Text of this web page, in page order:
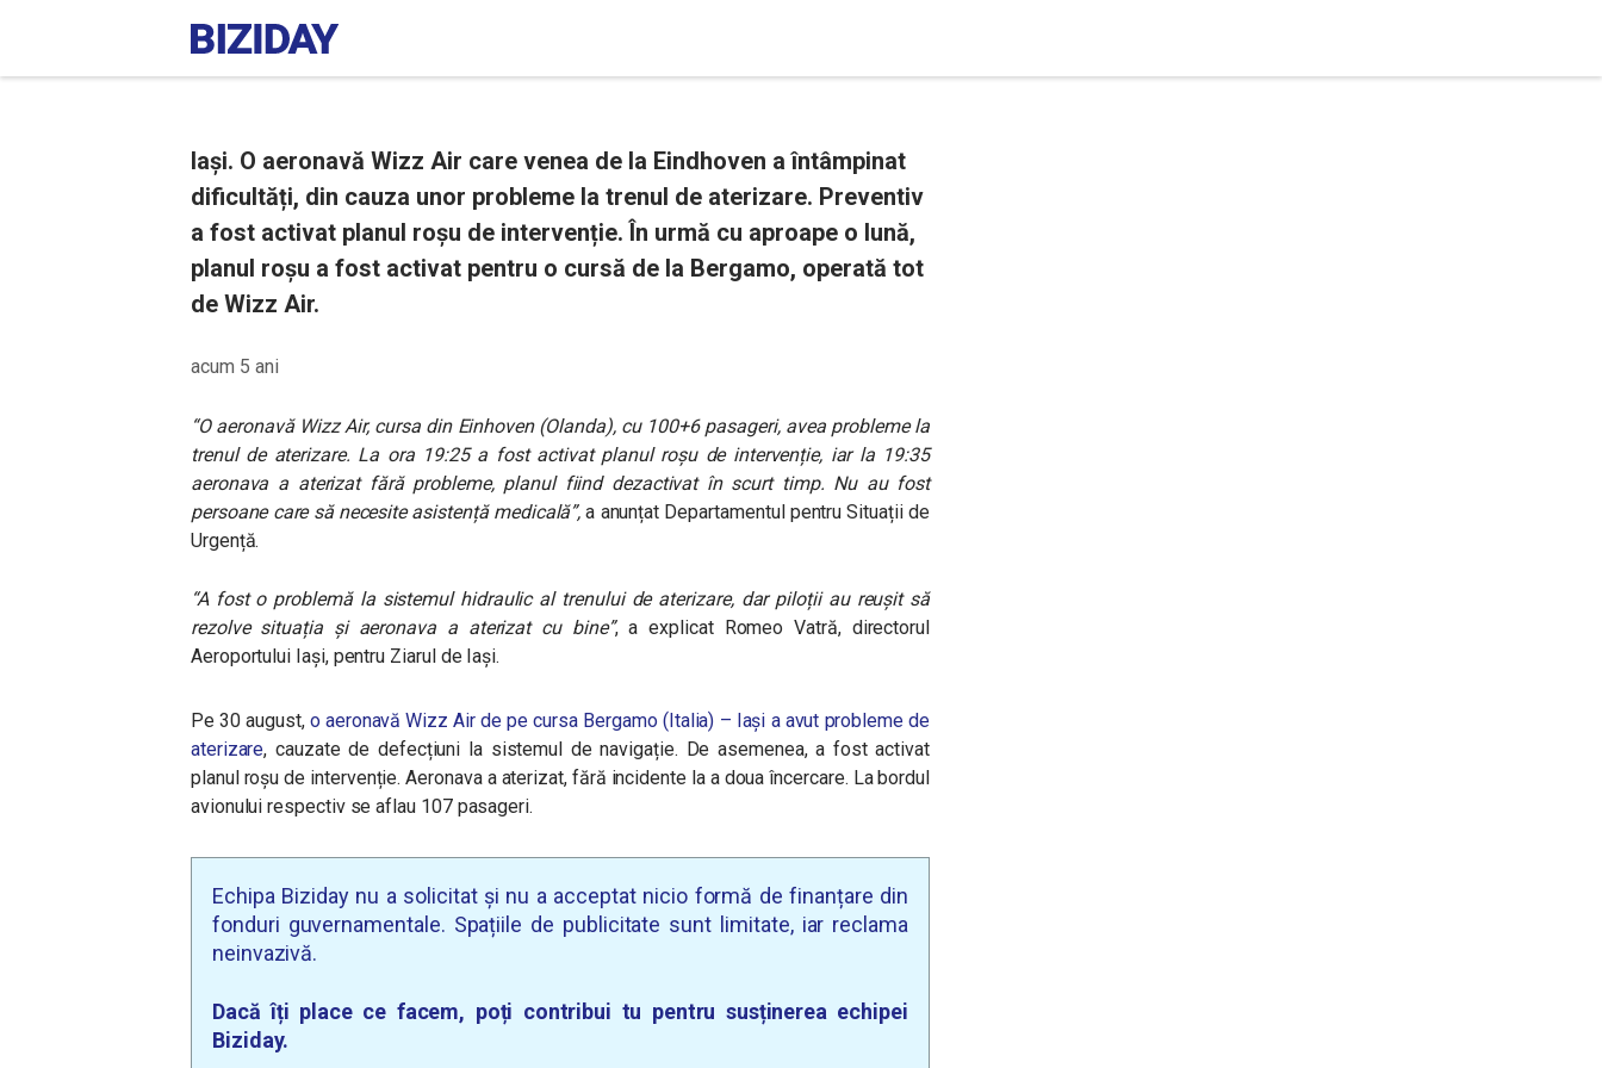
Iași. O aeronavă Wizz Air care venea de la Eindhoven a întâmpinat
dificultăți, din cauza unor probleme la trenul de aterizare. Preventiv
a fost activat planul roșu de intervenție. În urmă cu aproape o lună,
planul roșu a fost activat pentru o cursă de la Bergamo, operată tot
de Wizz Air.
acum 5 ani
“O aeronavă Wizz Air, cursa din Einhoven (Olanda), cu 100+6 pasageri, avea probleme la
trenul de aterizare. La ora 19:25 a fost activat planul roșu de intervenție, iar la 19:35
aeronava a aterizat fără probleme, planul fiind dezactivat în scurt timp. Nu au fost
persoane care să necesite asistență medicală”, a anunțat Departamentul pentru Situații de
Urgență.
“A fost o problemă la sistemul hidraulic al trenului de aterizare, dar piloții au reușit să
rezolve situația și aeronava a aterizat cu bine”, a explicat Romeo Vatră, directorul
Aeroportului Iași, pentru Ziarul de Iași.
Pe 30 august,o aeronavă Wizz Air de pe cursa Bergamo (Italia) – Iași a avut probleme de
aterizare, cauzate de defecțiuni la sistemul de navigație. De asemenea, a fost activat
planul roșu de intervenție. Aeronava a aterizat, fără incidente la a doua încercare. La bordul
avionului respectiv se aflau 107 pasageri.
Echipa Biziday nu a solicitat și nu a acceptat nicio formă de finanțare din
fonduri guvernamentale. Spațiile de publicitate sunt limitate, iar reclama
neinvazivă.
Dacă îți place ce facem, poți contribui tu pentru susținerea echipei
Biziday.